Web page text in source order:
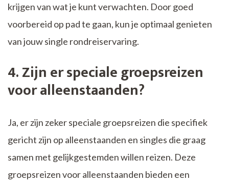
krijgen van wat je kunt verwachten. Door goed
voorbereid op pad te gaan, kun je optimaal genieten
van jouw single rondreiservaring.
4. Zijn er speciale groepsreizen
voor alleenstaanden?
Ja, er zijn zeker speciale groepsreizen die specifiek
gericht zijn op alleenstaanden en singles die graag
samen met gelijkgestemden willen reizen. Deze
groepsreizen voor alleenstaanden bieden een